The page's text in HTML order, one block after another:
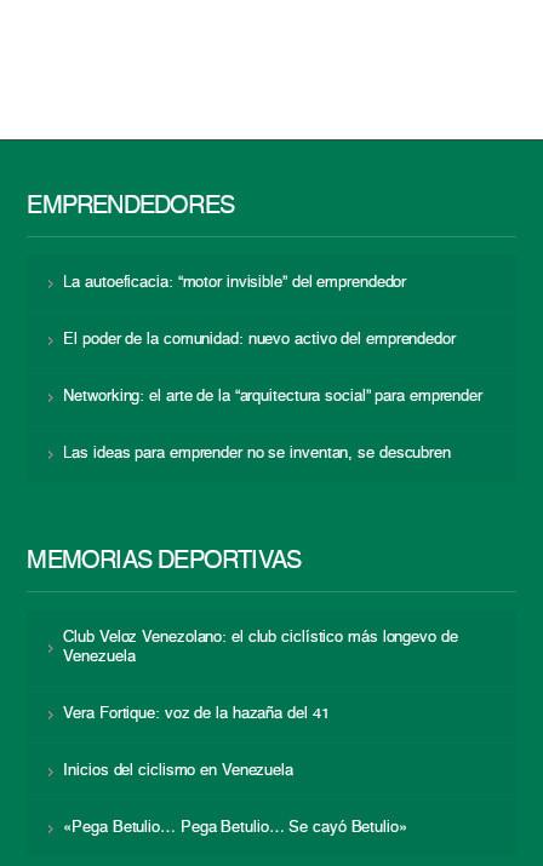
EMPRENDEDORES
La autoeficacia: “motor invisible” del emprendedor
El poder de la comunidad: nuevo activo del emprendedor
Networking: el arte de la “arquitectura social” para emprender
Las ideas para emprender no se inventan, se descubren
MEMORIAS DEPORTIVAS
Club Veloz Venezolano: el club ciclístico más longevo de
Venezuela
Vera Fortique: voz de la hazaña del 41
Inicios del ciclismo en Venezuela
«Pega Betulio… Pega Betulio… Se cayó Betulio»